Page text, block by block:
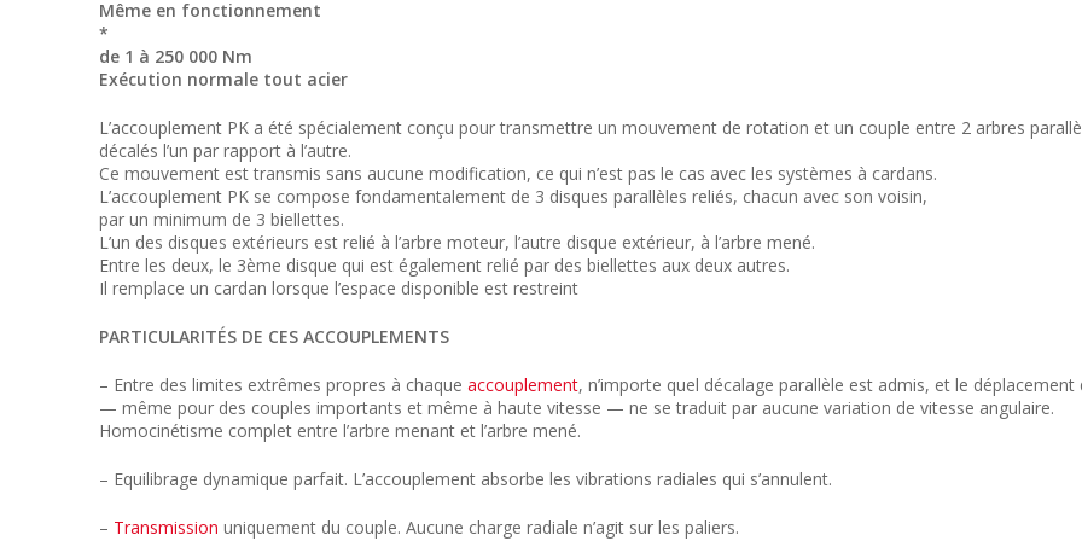
Même en fonctionnement
*
de 1 à 250 000 Nm
Exécution normale tout acier
L’accouplement PK a été spécialement conçu pour transmettre un mouvement de rotation et un couple entre 2 arbres
décalés l’un par rapport à l’autre.
Ce mouvement est transmis sans aucune modification, ce qui n’est pas le cas avec les systèmes à cardans.
L’accouplement PK se compose fondamentalement de 3 disques parallèles reliés, chacun avec son voisin,
par un minimum de 3 biellettes.
L’un des disques extérieurs est relié à l’arbre moteur, l’autre disque extérieur, à l’arbre mené.
Entre les deux, le 3ème disque qui est également relié par des biellettes aux deux autres.
Il remplace un cardan lorsque l’espace disponible est restreint
PARTICULARITÉS DE CES ACCOUPLEMENTS
– Entre des limites extrêmes propres à chaque accouplement, n’importe quel décalage parallèle est admis, et le déplacement
— même pour des couples importants et même à haute vitesse — ne se traduit par aucune variation de vitesse angulaire.
Homocinétisme complet entre l’arbre menant et l’arbre mené.
– Equilibrage dynamique parfait. L’accouplement absorbe les vibrations radiales qui s’annulent.
– Transmission uniquement du couple. Aucune charge radiale n’agit sur les paliers.